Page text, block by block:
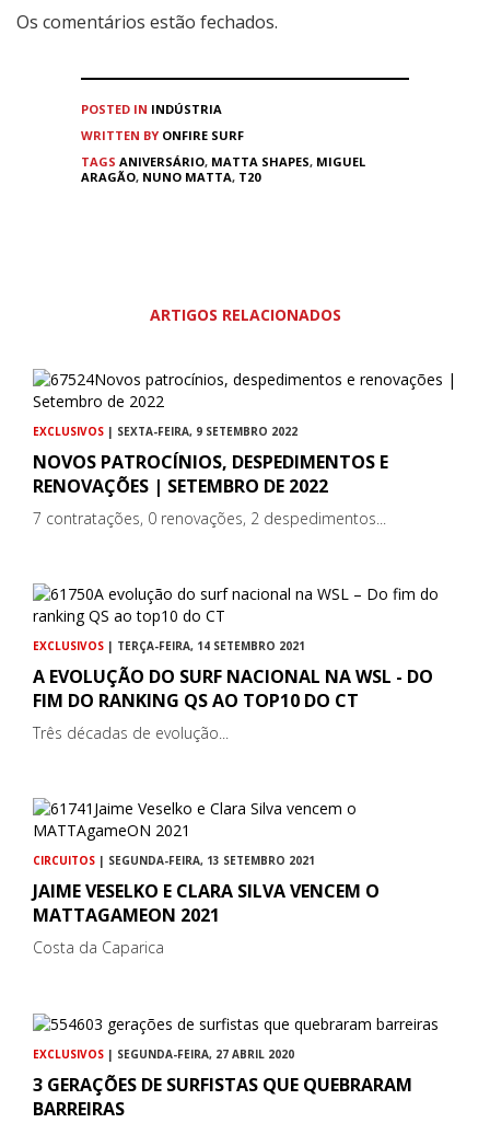
Os comentários estão fechados.
POSTED IN INDÚSTRIA
WRITTEN BY ONFIRE SURF
TAGS ANIVERSÁRIO, MATTA SHAPES, MIGUEL
ARAGÃO, NUNO MATTA, T20
ARTIGOS RELACIONADOS
EXCLUSIVOS | SEXTA-FEIRA, 9 SETEMBRO 2022
NOVOS PATROCÍNIOS, DESPEDIMENTOS E
RENOVAÇÕES | SETEMBRO DE 2022
7 contratações, 0 renovações, 2 despedimentos...
EXCLUSIVOS | TERÇA-FEIRA, 14 SETEMBRO 2021
A EVOLUÇÃO DO SURF NACIONAL NA WSL - DO
FIM DO RANKING QS AO TOP10 DO CT
Três décadas de evolução...
CIRCUITOS | SEGUNDA-FEIRA, 13 SETEMBRO 2021
JAIME VESELKO E CLARA SILVA VENCEM O
MATTAGAMEON 2021
Costa da Caparica
EXCLUSIVOS | SEGUNDA-FEIRA, 27 ABRIL 2020
3 GERAÇÕES DE SURFISTAS QUE QUEBRARAM
BARREIRAS